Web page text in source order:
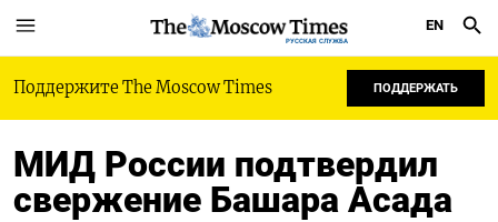
РУССКАЯ СЛУЖБА
EN
Поддержите The Moscow Times ПОДДЕРЖАТЬ
МИД России подтвердил
свержение Башара Асада